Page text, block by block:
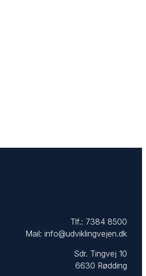
Tlf.: 7384 8500
Mail: info@udviklingvejen.dk
Sdr. Tingvej 10
6630 Rødding